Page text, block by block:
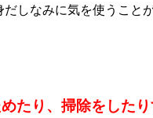
しなみに気を使うこと
たり、掃除をした